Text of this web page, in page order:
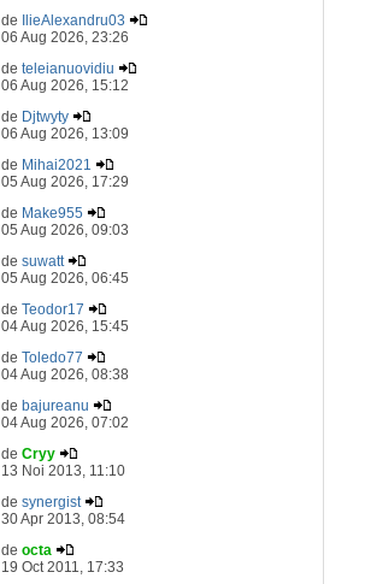
de
IlieAlexandru03
06 Aug 2026, 23:26
deteleianuovidiu
06 Aug 2026, 15:12
de Djtwyty
06 Aug 2026, 13:09
de Mihai2021
05 Aug 2026, 17:29
de Make955
05 Aug 2026, 09:03
desuwatt
05 Aug 2026, 06:45
deTeodor17
04 Aug 2026, 15:45
deToledo77
04 Aug 2026, 08:38
de bajureanu
04 Aug 2026, 07:02
deCryy
13 Noi 2013, 11:10
desynergist
30 Apr 2013, 08:54
deocta
19 Oct 2011, 17:33